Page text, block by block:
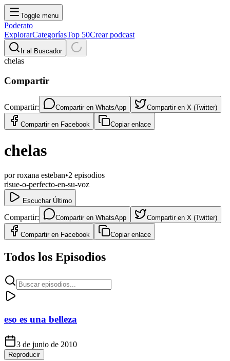
Toggle menu
Poderato
ExplorarCategoríasTop 50Crear podcast
Ir al Buscador
chelas
Compartir
Compartir: Compartir en WhatsApp Compartir en X (Twitter)
Compartir en Facebook Copiar enlace
chelas
porroxana esteban•2 episodios
risue-o-perfecto-en-su-voz
Escuchar Último
Compartir: Compartir en WhatsApp Compartir en X (Twitter)
Compartir en Facebook Copiar enlace
Todos los Episodios
eso es una belleza
3 de junio de 2010
Reproducir